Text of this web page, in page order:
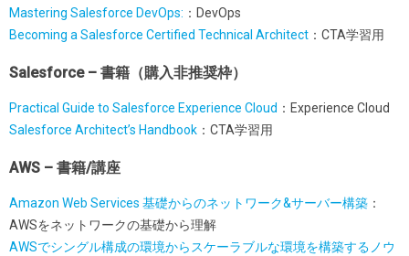
Mastering Salesforce DevOps: ：DevOps
Becoming a Salesforce Certified Technical Architect ：CTA学習用
Salesforce – 書籍（購入非推奨枠）
Practical Guide to Salesforce Experience Cloud ：Experience Cloud
Salesforce Architect’s Handbook ：CTA学習用
AWS – 書籍/講座
Amazon Web Services 基礎からのネットワーク&サーバー構築 ：
AWSをネットワークの基礎から理解
AWSでシングル構成の環境からスケーラブルな環境を構築するノウ